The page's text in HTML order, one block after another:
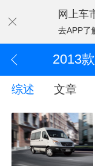
网上车
去APP了
综述 文章